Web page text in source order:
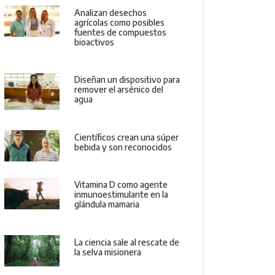
Analizan desechos
agrícolas como posibles
fuentes de compuestos
bioactivos
Diseñan un dispositivo para
remover el arsénico del
agua
Científicos crean una súper
bebida y son reconocidos
Vitamina D como agente
inmunoestimulante en la
glándula mamaria
La ciencia sale al rescate de
la selva misionera